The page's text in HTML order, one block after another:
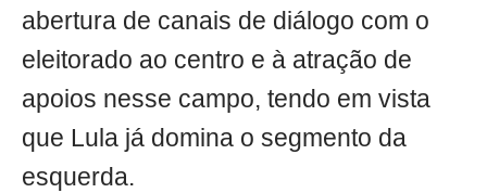
abertura de canais de diálogo com o
eleitorado ao centro e à atração de
apoios nesse campo, tendo em vista
que Lula já domina o segmento da
esquerda.